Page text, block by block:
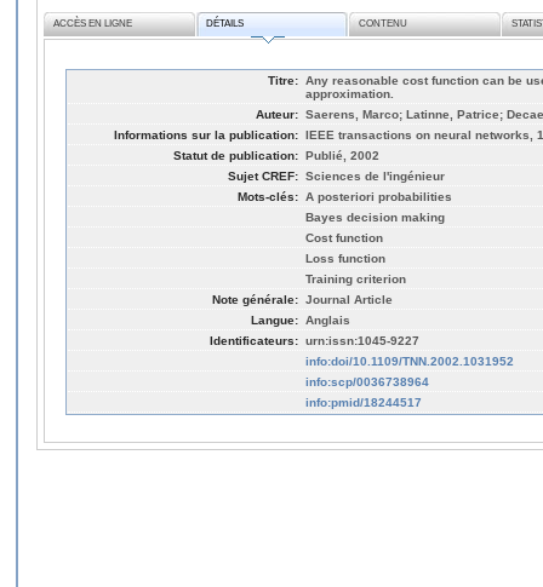
ACCÈS EN LIGNE DÉTAILS CONTENU
Titre: Any reasonable cost function can be
approximation.
Auteur: Saerens, Marco; Latinne, Patrice;
Informations sur la publication: IEEE transactions on neural networks,
Statut de publication: Publié, 2002
Sujet CREF: Sciences de l'ingénieur
Mots-clés: A posteriori probabilities
Bayes decision making
Cost function
Loss function
Training criterion
Note générale: Journal Article
Langue: Anglais
Identificateurs: urn:issn:1045-9227
info:doi/10.1109/TNN.2002.1031952
info:scp/0036738964
info:pmid/18244517